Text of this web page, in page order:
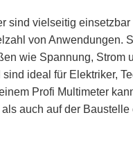
sind vielseitig einsetzbar
von Anwendungen.
wie Spannung, Strom
ideal für Elektriker,
Profi Multimeter
auch auf der Baustelle